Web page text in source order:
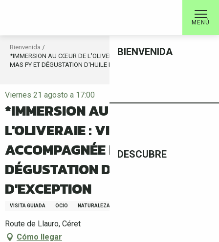
MENÚ
BIENVENIDA
DESCUBRE
Bienvenida
*IMMERSION AU CŒUR DE L'OLIVERAIE : VISITE ACCOMPAGNÉE DU
MAS PY ET DÉGUSTATION D'HUILE D'OLIVE D'EXCEPTION
Viernes 21 agosto a 17:00
*IMMERSION AU CŒUR DE
L'OLIVERAIE : VISITE
ACCOMPAGNÉE DU MAS PY ET
DÉGUSTATION D'HUILE D'OLIVE
D'EXCEPTION
VISITA GUIADA OCIO NATURALEZA
Route de Llauro, Céret
Cómo llegar